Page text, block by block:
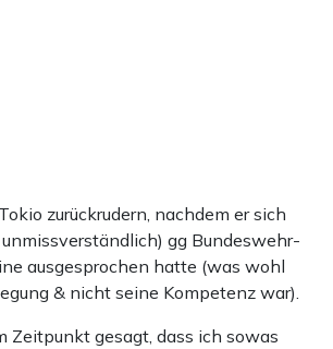
zurückrudern, nachdem er sich
gg Bundeswehr-
ausgesprochen hatte (was wohl
& nicht seine Kompetenz war).
Zeitpunkt gesagt, dass ich sowas